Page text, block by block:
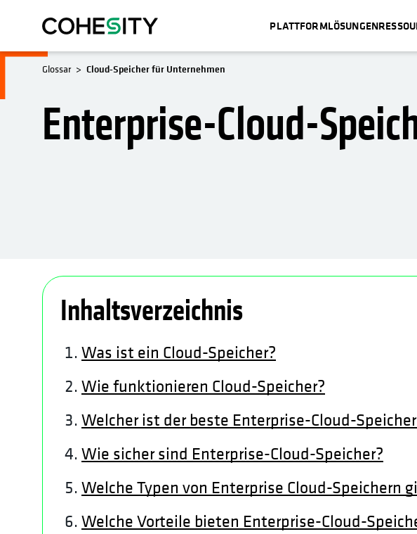
PLATTFORMLÖSUNGEN
Glossar Cloud‑Speicher für Unternehmen
Enterprise-Cloud-
Inhaltsverzeichnis
Was ist ein Cloud-Speicher?
Wie funktionieren Cloud-Speicher?
Welcher ist der beste Enterprise-Cloud-
Wie sicher sind Enterprise-Cloud-Speicher?
Welche Typen von Enterprise Cloud-Speichern
Welche Vorteile bieten Enterprise-Cloud-